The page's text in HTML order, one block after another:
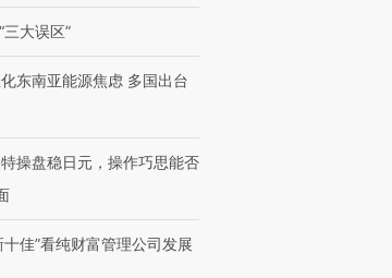
大误区”
东南亚能源焦虑 多国出台
操盘稳日元，操作巧思能否
十佳”看纯财富管理公司发展